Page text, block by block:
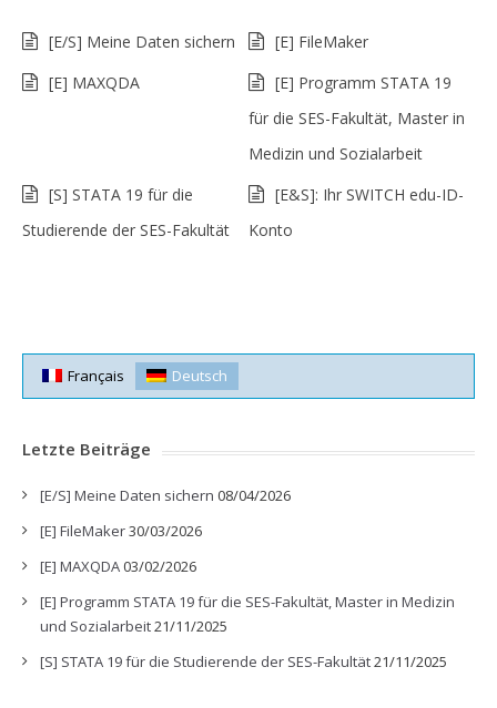
[E/S] Meine Daten sichern
[E] FileMaker
[E] MAXQDA
[E] Programm STATA 19
für die SES-Fakultät, Master in
Medizin und Sozialarbeit
[S] STATA 19 für die
Studierende der SES-Fakultät
[E&S]: Ihr SWITCH edu-ID-
Konto
Français Deutsch
Letzte Beiträge
[E/S] Meine Daten sichern 08/04/2026
[E] FileMaker30/03/2026
[E] MAXQDA03/02/2026
[E] Programm STATA 19 für die SES-Fakultät, Master in Medizin
und Sozialarbeit21/11/2025
[S] STATA 19 für die Studierende der SES-Fakultät21/11/2025